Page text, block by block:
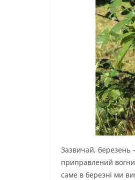
Зазвичай, березень
приправлений
саме в березні ми